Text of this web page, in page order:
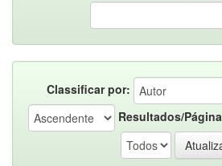
Classificar por:
Resultados/Página